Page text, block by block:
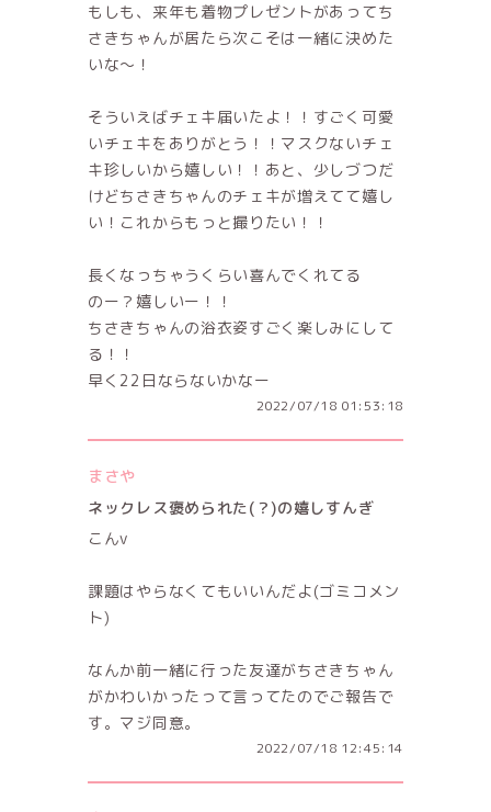
もしも、来年も着物プレゼントがあってち
さきちゃんが居たら次こそは一緒に決めた
いな〜！
そういえばチェキ届いたよ！！すごく可愛
いチェキをありがとう！！マスクないチェ
キ珍しいから嬉しい！！あと、少しづつだ
けどちさきちゃんのチェキが増えてて嬉し
い！これからもっと撮りたい！！
長くなっちゃうくらい喜んでくれてる
のー？嬉しいー！！
ちさきちゃんの浴衣姿すごく楽しみにして
る！！
早く22日ならないかなー
2022/07/18 01:53:18
まさや
ネックレス褒められた(？)の嬉しすんぎ
こんv
課題はやらなくてもいいんだよ(ゴミコメン
ト)
なんか前一緒に行った友達がちさきちゃん
がかわいかったって言ってたのでご報告で
す。マジ同意。
2022/07/18 12:45:14